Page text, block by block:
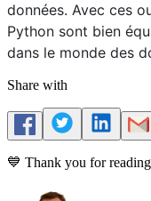
données. Avec ces
Python sont bien
dans le monde des
Share with
💙 Thank you for